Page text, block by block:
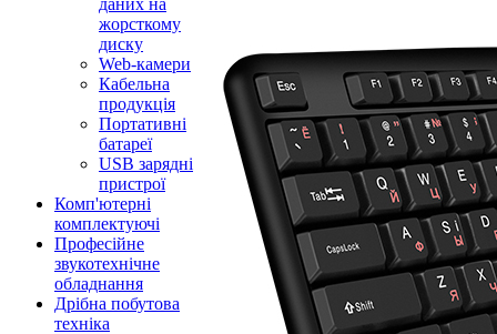
даних на
жорсткому
диску
Web-камери
Кабельна
продукція
Портативні
батареї
USB зарядні
пристрої
Комп'ютерні
комплектуючі
Професійне
звукотехнічне
обладнання
Дрібна побутова
техніка